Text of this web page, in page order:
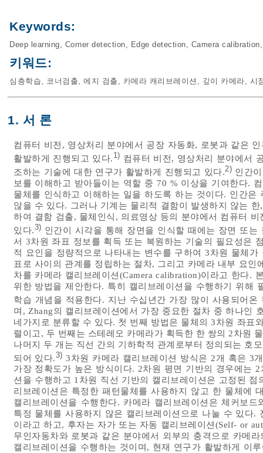
Keywords:
Deep learning, Corner detection, Edge detection, Camera calibration
키워드:
심층학습, 코너검출, 에지 검출 , 카메라 캐리브레이션 , 깊이 카메라, 시
1. 서 론
컴퓨터 비전, 영상처리 분야에서 공장 자동화, 로봇과 같은
활발하게 진행되고 있다. 1) 컴퓨터 비전, 영상처리 분야에서
조하는 기술에 대한 연구가 활발하게 진행되고 있다.2) 인간
보를 이해하고 받아들이는 역할 중 70 % 이상을 기여한다.
물체를 인식하고 이해하는 일을 하도록 하는 것이다. 인간
않을 수 있다. 그러나 기계는 물리적 결함이 발생하지 않는
하여 결함 검출, 물체인식, 의료영상 등의 분야에서 컴퓨터
있다.3) 인간이 시각을 통해 장면을 인식할 때에는 장면 또
서 3차원 좌표 정보를 획득 또는 복원하는 기술의 필요성은
적 요인을 정량적으로 나타내는 변수를 구하여 3차원 물체
표로 사이의 관계를 정립하는 절차, 그리고 카메라 내부 요
차를 카메라 캘리브레이션(Camera calibration)이라고 한다.
위한 방법을 제안한다. 특히 캘리브레이션을 수행하기 위해
학습 개념을 적용한다. 지난 수십년간 가장 많이 사용되어온
며, Zhang의 캘리브레이션에서 가장 중요한 절차 중 하나인
네가지로 분류할 수 있다. 첫 번째 방법은 물체의 3차원 좌표
렬이고, 두 번째는 스테레오 카메라가 획득한 한 쌍의 2차원
나머지 두 개는 직선 간의 기하학적 관계로부터 정의되는 호
되어 있다.3) 3차원 카메라 캘리브레이션 방식은 2개 혹은 3
가장 정확도가 높은 방식이다. 2차원 평면 기반의 경우에는
션을 수행하고 1차원 직선 기반의 캘리브레이션은 고정된
리브레이션은 특정한 패턴물체를 사용하지 않고 한 물체에
캘리브레이션을 수행한다. 카메라 캘리브레이션은 체커보
특정 물체를 사용하지 않은 캘리브레이션으로 나눌 수 있다
이라고 하고, 후자는 자가 또는 자동 캘리브레이션(Self- or
무인자동차와 로봇과 같은 분야에서 외부의 충격으로 카메
캘리브레이션을 수행하는 것이며, 현재 연구가 활발하게 이